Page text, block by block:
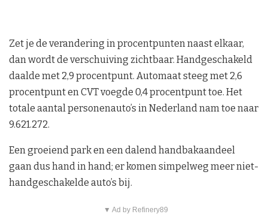
Zet je de verandering in procentpunten naast elkaar,
dan wordt de verschuiving zichtbaar. Handgeschakeld
daalde met 2,9 procentpunt. Automaat steeg met 2,6
procentpunt en CVT voegde 0,4 procentpunt toe. Het
totale aantal personenauto’s in Nederland nam toe naar
9.621.272.
Een groeiend park en een dalend handbakaandeel
gaan dus hand in hand; er komen simpelweg meer niet-
handgeschakelde auto’s bij.
▼ Ad by Refinery89